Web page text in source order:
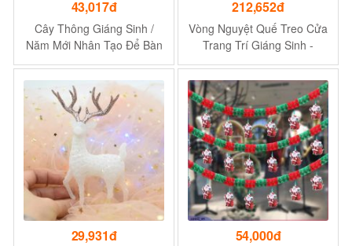
43,017đ
Cây Thông Giáng Sinh /
Năm Mới Nhân Tạo Để Bàn
Trang Trí DIY - Size S
212,652đ
Vòng Nguyệt Quế Treo Cửa
Trang Trí Giáng Sinh -
Khoảng 30 x 30 Cm
29,931đ 54,000đ